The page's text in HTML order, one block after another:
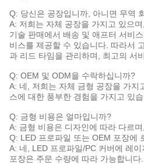
Q: 당신은 공장입니까, 아니면 무역
A: 저희는 자체 공장을 가지고 있으
기술 판매에서 배송 및 애프터 서비
비스를 제공할 수 있습니다. 따라서
과 리드 타임을 관리하며, 최고의 서
Q: OEM 및 ODM을 수락하십니까?
A: 네, 저희는 자체 금형 공장을 가지
스에 대한 풍부한 경험을 가지고 있습
Q: 금형 비용은 얼마입니까?
A: 금형 비용은 디자인에 따라 다르
Q: LED 프로파일 또는 OEM 포장에
A: 네, LED 프로파일/PC 커버에 레
포장은 주문 수량에 따라 가능합니다.